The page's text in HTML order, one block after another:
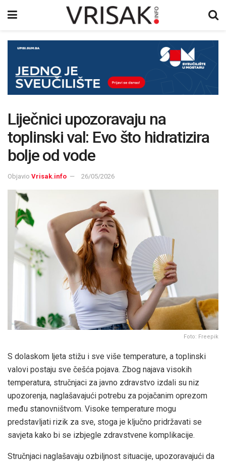
Liječnici upozoravaju na
toplinski val: Evo što hidratizira
bolje od vode
Objavio Vrisak.info 26/05/2026
Foto: Freepik
S dolaskom ljeta stižu i sve više temperature, a toplinski
valovi postaju sve češća pojava. Zbog najava visokih
temperatura, stručnjaci za javno zdravstvo izdali su niz
upozorenja, naglašavajući potrebu za pojačanim oprezom
među stanovništvom. Visoke temperature mogu
predstavljati rizik za sve, stoga je ključno pridržavati se
savjeta kako bi se izbjegle zdravstvene komplikacije.
Stručnjaci naglašavaju ozbiljnost situacije, upozoravajući da